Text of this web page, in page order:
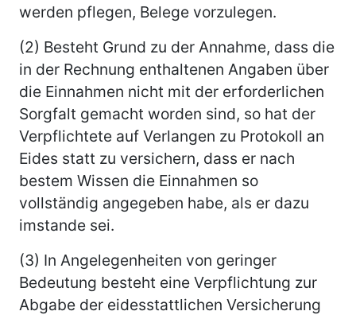
werden pflegen, Belege vorzulegen.
(2) Besteht Grund zu der Annahme, dass die
in der Rechnung enthaltenen Angaben über
die Einnahmen nicht mit der erforderlichen
Sorgfalt gemacht worden sind, so hat der
Verpflichtete auf Verlangen zu Protokoll an
Eides statt zu versichern, dass er nach
bestem Wissen die Einnahmen so
vollständig angegeben habe, als er dazu
imstande sei.
(3) In Angelegenheiten von geringer
Bedeutung besteht eine Verpflichtung zur
Abgabe der eidesstattlichen Versicherung